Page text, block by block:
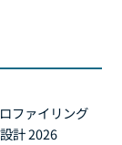
ファイリング
計 2026